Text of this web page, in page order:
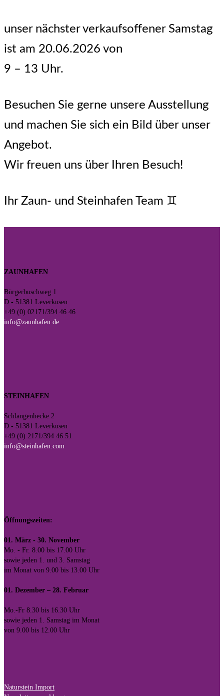
unser nächster verkaufsoffener Samstag
ist am 20.06.2026 von
9 – 13 Uhr.
Besuchen Sie gerne unsere Ausstellung
und machen Sie sich ein Bild über unser
Angebot.
Wir freuen uns über Ihren Besuch!
Ihr Zaun- und Steinhafen Team ♊️
ZAUNHAFEN
Bürgerbuschweg 1
D - 51381 Leverkusen
+49 (0) 02171/394 46 46
info@zaunhafen.de
STEINHAFEN
Schlangenhecke 2
D - 51381 Leverkusen
+49 (0) 2171/394 46 51
info@steinhafen.com
Öffnungszeiten:
01. März - 30. November
Mo. - Fr. 8.00 bis 17.00 Uhr
sowie jeden 1. und 3. Samstag
im Monat von 9.00 bis 13.00 Uhr
01. Dezember – 28. Februar
Mo.-Fr 8.30 bis 16.30 Uhr
sowie jeden 1. Samstag im Monat
von 9.00 bis 12.00 Uhr
Naturstein Import